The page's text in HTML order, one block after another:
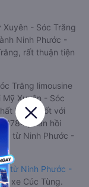
- Sóc Trăng
Ninh Phước -
rất thuận tiện
Trăng limousine
Xuyên - Sóc
lượng Tốt với
3784 phản hồi
từ Ninh Phước -
từ Ninh Phước -
xe Cúc Tùng.